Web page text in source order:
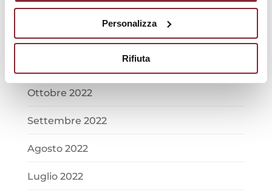
Personalizza
Rifiuta
Gennaio 2023
Dicembre 2022
Ottobre 2022
Settembre 2022
Agosto 2022
Luglio 2022